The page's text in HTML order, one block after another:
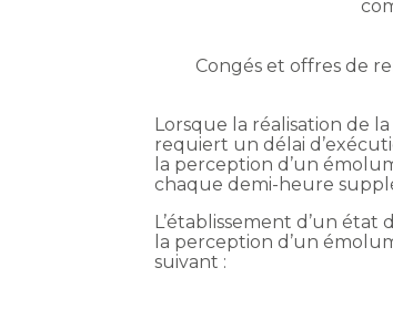
Congés et offres de
Lorsque la réalisation de
requiert un délai
la perception d’un
chaque demi-heure
L’établissement d’un
la perception d’un
suivant :